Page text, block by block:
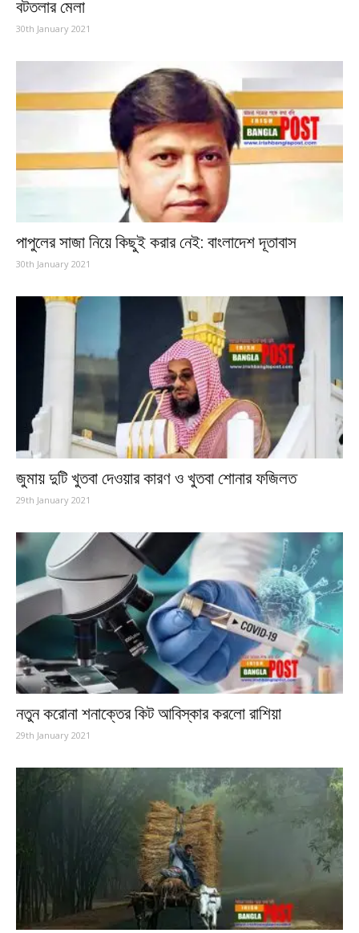
বটতলার মেলা
30th January 2021
পাপুলের সাজা নিয়ে কিছুই করার নেই: বাংলাদেশ দূতাবাস
30th January 2021
জুমায় দুটি খুতবা দেওয়ার কারণ ও খুতবা শোনার ফজিলত
29th January 2021
নতুন করোনা শনাক্তের কিট আবিস্কার করলো রাশিয়া
29th January 2021